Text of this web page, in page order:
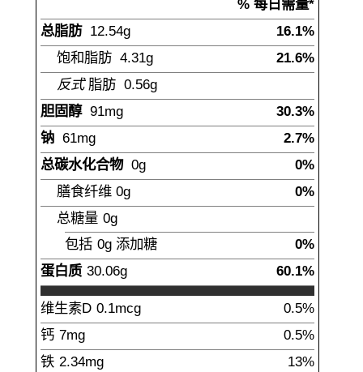
% 每日需量*
总脂肪 12.54g
16.1%
饱和脂肪 4.31g
21.6%
反式脂肪 0.56g
胆固醇 91mg
30.3%
钠 61mg
2.7%
总碳水化合物 0g
0%
膳食纤维 0g
0%
总糖量 0g
包括 0g 添加糖
0%
蛋白质 30.06g 60.1%
维生素D 0.1mcg
0.5%
钙 7mg
0.5%
铁 2.34mg
13%